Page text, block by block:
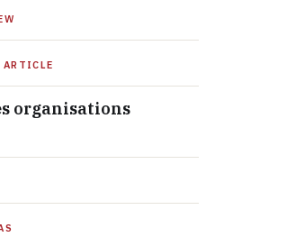
ARTICLE
organisations